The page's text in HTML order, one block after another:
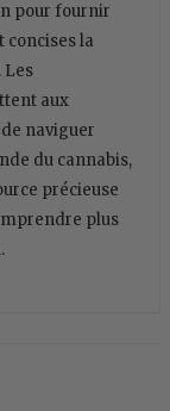
pour fournir
concises la
Les
aux
naviguer
du cannabis,
précieuse
plus